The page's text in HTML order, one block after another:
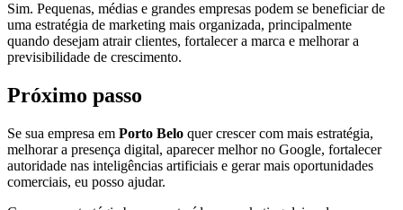
Sim. Pequenas, médias e grandes empresas podem se beneficiar de
uma estratégia de marketing mais organizada, principalmente
quando desejam atrair clientes, fortalecer a marca e melhorar a
previsibilidade de crescimento.
Próximo passo
Se sua empresa em Porto Belo quer crescer com mais estratégia,
melhorar a presença digital, aparecer melhor no Google, fortalecer
autoridade nas inteligências artificiais e gerar mais oportunidades
comerciais, eu posso ajudar.